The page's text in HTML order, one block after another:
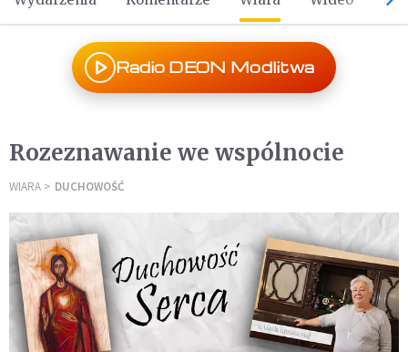
Radio DEON Modlitwa
Rozeznawanie we wspólnocie
WIARA DUCHOWOŚĆ